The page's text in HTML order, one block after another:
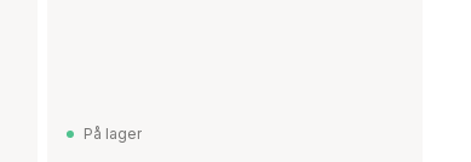
På lager